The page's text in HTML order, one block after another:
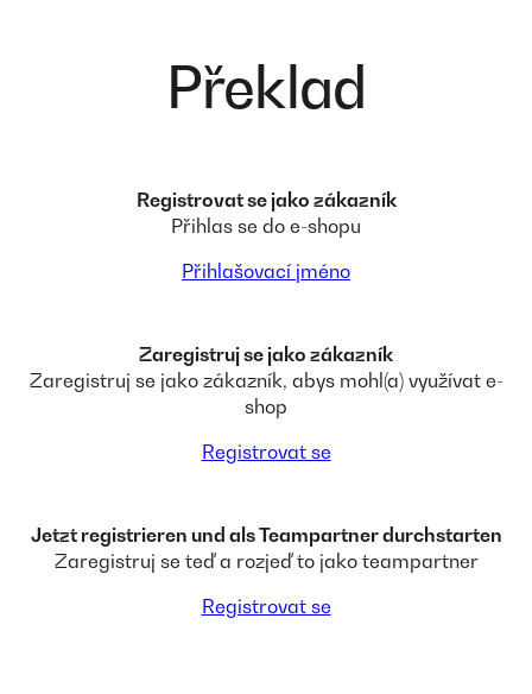
Překlad
Registrovat se jako zákazník
Přihlas se do e-shopu
Přihlašovací jméno
Zaregistruj se jako zákazník
Zaregistruj se jako zákazník, abys mohl(a) využívat e-
shop
Registrovat se
Jetzt registrieren und als Teampartner durchstarten
Zaregistruj se teď a rozjeď to jako teampartner
Registrovat se